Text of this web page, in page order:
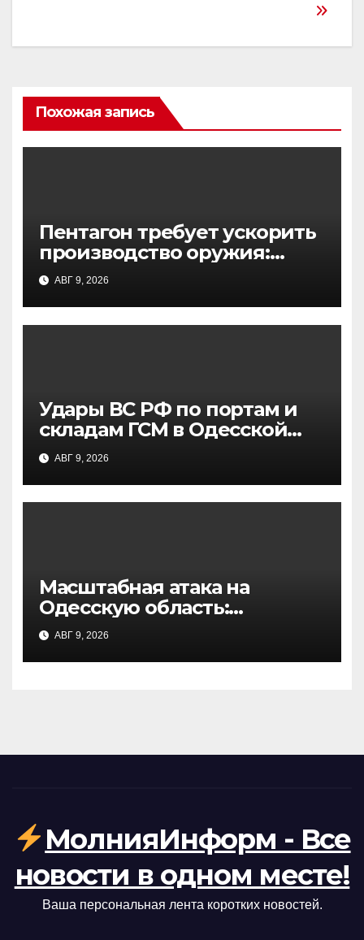
Похожая запись
Пентагон требует ускорить
производство оружия:
причины и последствия
для ВС США
АВГ 9, 2026
Удары ВС РФ по портам и
складам ГСМ в Одесской
области: цели и
последствия
АВГ 9, 2026
Масштабная атака на
Одесскую область:
повреждены
энергообъекты, ремонт
займет время
АВГ 9, 2026
МолнияИнформ - Все
новости в одном месте!
Ваша персональная лента коротких новостей.